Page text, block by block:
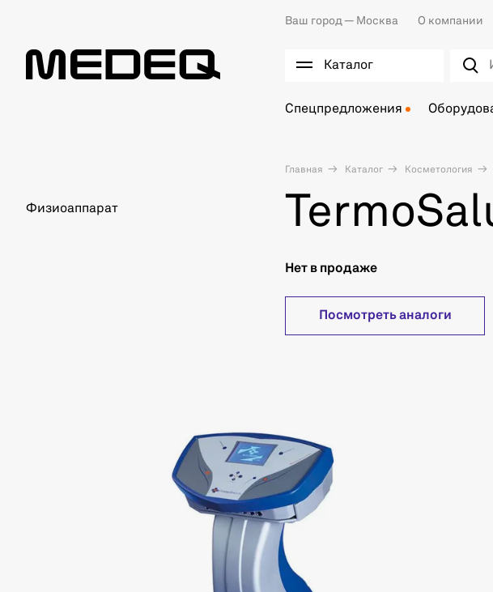
Ваш город — Москва О компании
Каталог
Спецпредложения
Главная Каталог Косметология
Физиоаппарат
Нет в продаже
Посмотреть аналоги